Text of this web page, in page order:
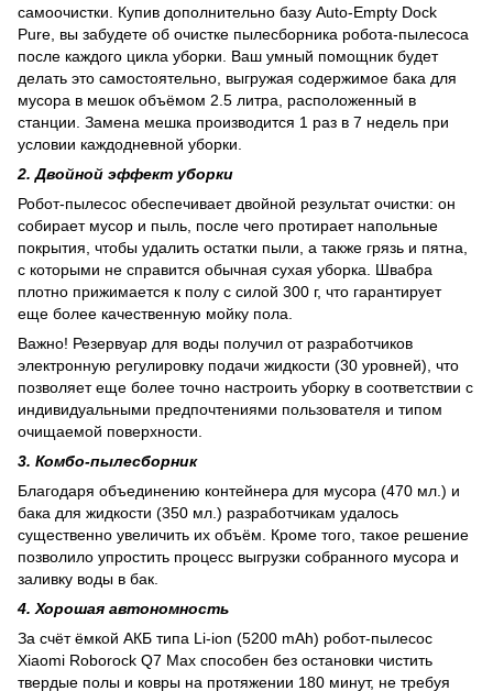
самоочистки. Купив дополнительно базу Auto-Empty Dock
Pure, вы забудете об очистке пылесборника робота-пылесоса
после каждого цикла уборки. Ваш умный помощник будет
делать это самостоятельно, выгружая содержимое бака для
мусора в мешок объёмом 2.5 литра, расположенный в
станции. Замена мешка производится 1 раз в 7 недель при
условии каждодневной уборки.
2. Двойной эффект уборки
Робот-пылесос обеспечивает двойной результат очистки: он
собирает мусор и пыль, после чего протирает напольные
покрытия, чтобы удалить остатки пыли, а также грязь и пятна,
с которыми не справится обычная сухая уборка. Швабра
плотно прижимается к полу с силой 300 г, что гарантирует
еще более качественную мойку пола.
Важно! Резервуар для воды получил от разработчиков
электронную регулировку подачи жидкости (30 уровней), что
позволяет еще более точно настроить уборку в соответствии с
индивидуальными предпочтениями пользователя и типом
очищаемой поверхности.
3. Комбо-пылесборник
Благодаря объединению контейнера для мусора (470 мл.) и
бака для жидкости (350 мл.) разработчикам удалось
существенно увеличить их объём. Кроме того, такое решение
позволило упростить процесс выгрузки собранного мусора и
заливку воды в бак.
4. Хорошая автономность
За счёт ёмкой АКБ типа Li-ion (5200 mAh) робот-пылесос
Xiaomi Roborock Q7 Max способен без остановки чистить
твердые полы и ковры на протяжении 180 минут, не требуя